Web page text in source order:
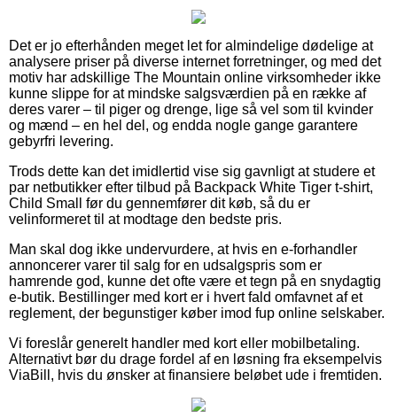
Det er jo efterhånden meget let for almindelige dødelige at
analysere priser på diverse internet forretninger, og med det
motiv har adskillige The Mountain online virksomheder ikke
kunne slippe for at mindske salgsværdien på en række af
deres varer – til piger og drenge, lige så vel som til kvinder
og mænd – en hel del, og endda nogle gange garantere
gebyrfri levering.
Trods dette kan det imidlertid vise sig gavnligt at studere et
par netbutikker efter tilbud på Backpack White Tiger t-shirt,
Child Small før du gennemfører dit køb, så du er
velinformeret til at modtage den bedste pris.
Man skal dog ikke undervurdere, at hvis en e-forhandler
annoncerer varer til salg for en udsalgspris som er
hamrende god, kunne det ofte være et tegn på en snydagtig
e-butik. Bestillinger med kort er i hvert fald omfavnet af et
reglement, der begunstiger køber imod fup online selskaber.
Vi foreslår generelt handler med kort eller mobilbetaling.
Alternativt bør du drage fordel af en løsning fra eksempelvis
ViaBill, hvis du ønsker at finansiere beløbet ude i fremtiden.